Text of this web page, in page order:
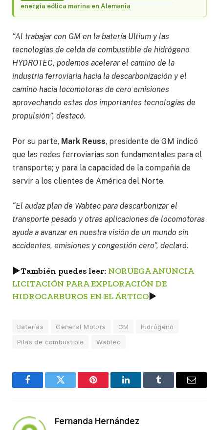
energía eólica marina en Alemania
“Al trabajar con GM en la batería Ultium y las
tecnologías de celda de combustible de hidrógeno
HYDROTEC, podemos acelerar el camino de la
industria ferroviaria hacia la descarbonización y el
camino hacia locomotoras de cero emisiones
aprovechando estas dos importantes tecnologías de
propulsión”, destacó.
Por su parte, Mark Reuss, presidente de GM indicó
que las redes ferroviarias son fundamentales para el
transporte; y para la capacidad de la compañía de
servir a los clientes de América del Norte.
“El audaz plan de Wabtec para descarbonizar el
transporte pesado y otras aplicaciones de locomotoras
ayuda a avanzar en nuestra visión de un mundo sin
accidentes, emisiones y congestión cero”, declaró.
►También puedes leer: NORUEGA ANUNCIA
LICITACIÓN PARA EXPLORACIÓN DE
HIDROCARBUROS EN EL ÁRTICO►
Baterías General Motors GM
hidrógeno
Pilas de combustible
Wabtec
FacebookTwitter Pinterest LinkedInTumblr Email
Fernanda Hernández